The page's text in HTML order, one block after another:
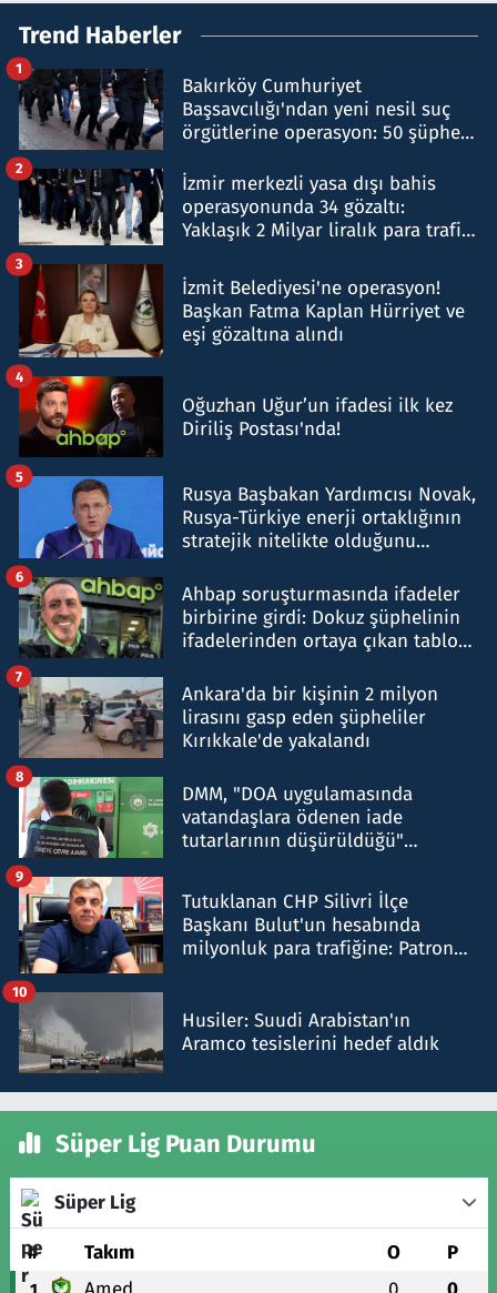
Trend Haberler
Bakırköy Cumhuriyet
Başsavcılığı'ndan yeni nesil suç
örgütlerine operasyon: 50 şüpheli
1
İzmir merkezli yasa dışı bahis
operasyonunda 34 gözaltı:
Yaklaşık 2 Milyar liralık para trafiği
2
İzmit Belediyesi'ne operasyon!
Başkan Fatma Kaplan Hürriyet ve
eşi gözaltına alındı
3
Oğuzhan Uğur’un ifadesi ilk kez
Diriliş Postası'nda!
4
Rusya Başbakan Yardımcısı Novak,
Rusya-Türkiye enerji ortaklığının
stratejik nitelikte olduğunu
5
Ahbap soruşturmasında ifadeler
birbirine girdi: Dokuz şüphelinin
ifadelerinden ortaya çıkan tablo
6
Ankara'da bir kişinin 2 milyon
lirasını gasp eden şüpheliler
Kırıkkale'de yakalandı
7
DMM, "DOA uygulamasında
vatandaşlara ödenen iade
tutarlarının düşürüldüğü"
8
Tutuklanan CHP Silivri İlçe
Başkanı Bulut'un hesabında
milyonluk para trafiğine: Patron
9
Husiler: Suudi Arabistan'ın
Aramco tesislerini hedef aldık
10
Süper Lig Puan Durumu
Süper Lig
# Takım O P